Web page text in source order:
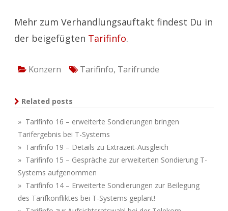
Mehr zum Verhandlungsauftakt findest Du in
der beigefügten Tarifinfo.
Konzern Tarifinfo, Tarifrunde
Related posts
» Tarifinfo 16 – erweiterte Sondierungen bringen
Tarifergebnis bei T-Systems
» Tarifinfo 19 – Details zu Extrazeit-Ausgleich
» Tarifinfo 15 – Gespräche zur erweiterten Sondierung T-
Systems aufgenommen
» Tarifinfo 14 – Erweiterte Sondierungen zur Beilegung
des Tarifkonfliktes bei T-Systems geplant!